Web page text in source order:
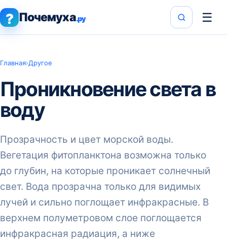
? Почемуха.ру ☰
Главная›Другое
Проникновение света в
воду
Прозрачность и цвет морской воды.
Вегетация фитопланктона возможна только
до глубин, на которые проникает солнечный
свет. Вода прозрачна только для видимых
лучей и сильно поглощает инфракрасные. В
верхнем полуметровом слое поглощается
инфракрасная радиация, а ниже